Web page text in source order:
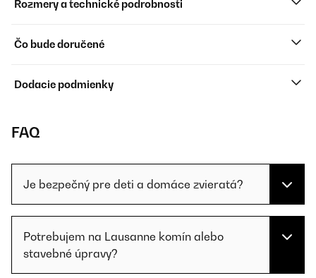
Rozmery a technické podrobnosti
Čo bude doručené
Dodacie podmienky
FAQ
Je bezpečný pre deti a domáce zvieratá?
Potrebujem na Lausanne komín alebo
stavebné úpravy?